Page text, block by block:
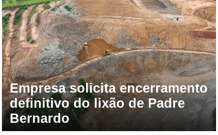
Empresa solicita encerramento
definitivo do lixão de Padre
Bernardo